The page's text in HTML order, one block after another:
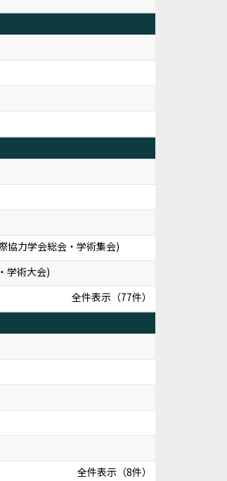
協力学会総会・学術集会)
学術大会)
全件表示（77件）
全件表示（8件）